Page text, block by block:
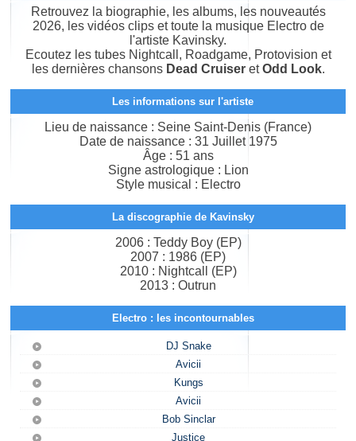
Retrouvez la biographie, les albums, les nouveautés
2026, les vidéos clips et toute la musique Electro de
l'artiste Kavinsky.
Ecoutez les tubes Nightcall, Roadgame, Protovision et
les dernières chansons Dead CruiseretOdd Look.
Les informations sur l'artiste
Lieu de naissance : Seine Saint-Denis (France)
Date de naissance : 31 Juillet 1975
Âge : 51 ans
Signe astrologique : Lion
Style musical : Electro
La discographie de Kavinsky
2006 : Teddy Boy (EP)
2007 : 1986 (EP)
2010 : Nightcall (EP)
2013 : Outrun
Electro : les incontournables
DJ Snake
Avicii
Kungs
Avicii
Bob Sinclar
Justice